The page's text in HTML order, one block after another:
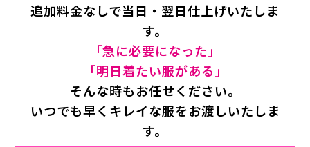
追加料金なしで当日・翌日仕上げいたしま
す。
「急に必要になった」
「明日着たい服がある」
そんな時もお任せください。
いつでも早くキレイな服をお渡しいたしま
す。